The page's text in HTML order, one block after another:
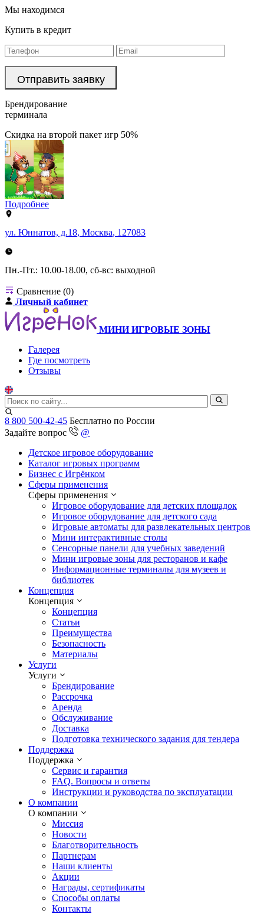
Мы находимся
Купить в кредит
Брендирование
терминала
Скидка на второй пакет игр 50%
Подробнее
ул. Юннатов, д.18, Москва, 127083
Пн.-Пт.: 10.00-18.00, сб-вс: выходной
Сравнение (0)
Личный кабинет
МИНИ ИГРОВЫЕ ЗОНЫ
Галерея
Где посмотреть
Отзывы
8 800 500-42-45 Бесплатно по России
Задайте вопрос
@
Детское игровое оборудование
Каталог игровых программ
Бизнес с Игрёнком
Сферы применения
Сферы применения
Игровое оборудование для детских площадок
Игровое оборудование для детского сада
Игровые автоматы для развлекательных центров
Мини интерактивные столы
Сенсорные панели для учебных заведений
Мини игровые зоны для ресторанов и кафе
Информационные терминалы для музеев и
библиотек
Концепция
Концепция
Концепция
Статьи
Преимущества
Безопасность
Материалы
Услуги
Услуги
Брендирование
Рассрочка
Аренда
Обслуживание
Доставка
Подготовка технического задания для тендера
Поддержка
Поддержка
Сервис и гарантия
FAQ. Вопросы и ответы
Инструкции и руководства по эксплуатации
О компании
О компании
Миссия
Новости
Благотворительность
Партнерам
Наши клиенты
Акции
Награды, сертификаты
Способы оплаты
Контакты